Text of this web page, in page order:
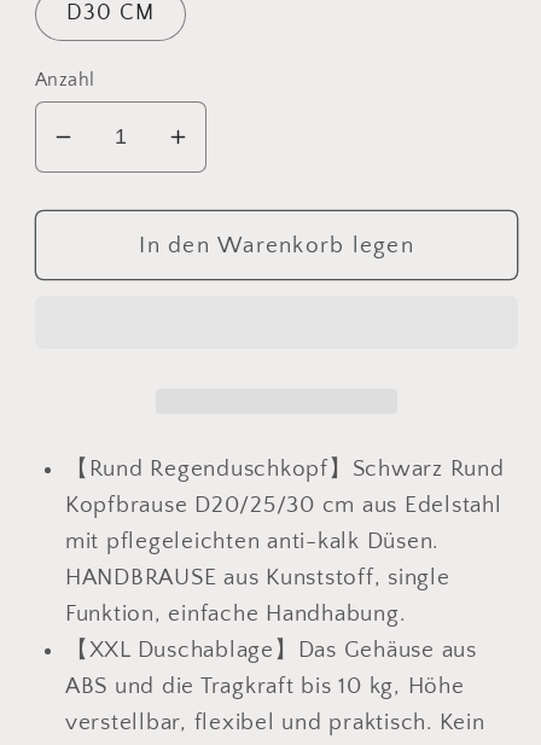
D30 CM
Anzahl
Verringere
die
Menge
JOHO
Ablage
Kopfbrause
Rund
Schwarz
Erhöhe
die
Menge
für
JOHO
Ablage
Kopfbrause
Rund
Schwarz
In den Warenkorb legen
【Rund Regenduschkopf】 Schwarz Rund
Kopfbrause D20/25/30 cm aus Edelstahl
mit pflegeleichten anti-kalk Düsen.
HANDBRAUSE aus Kunststoff, single
Funktion, einfache Handhabung.
【XXL Duschablage】Das Gehäuse aus
ABS und die Tragkraft bis 10 kg, Höhe
verstellbar, flexibel und praktisch. Kein